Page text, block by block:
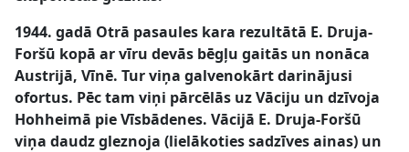
1944. gadā Otrā pasaules kara rezultātā E. Druja-
Foršū kopā ar vīru devās bēgļu gaitās un nonāca
Austrijā, Vīnē. Tur viņa galvenokārt darinājusi
ofortus. Pēc tam viņi pārcēlās uz Vāciju un dzīvoja
Hohheimā pie Vīsbādenes. Vācijā E. Druja-Foršū
viņa daudz gleznoja (lielākoties sadzīves ainas) un